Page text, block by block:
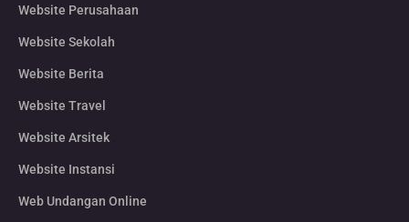
Website Perusahaan
Website Sekolah
Website Berita
Website Travel
Website Arsitek
Website Instansi
Web Undangan Online